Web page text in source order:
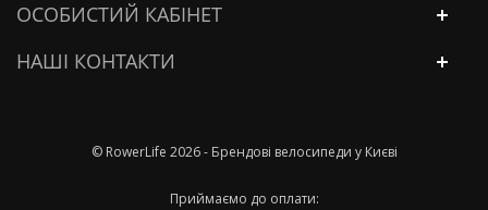
ОСОБИСТИЙ КАБІНЕТ
НАШІ КОНТАКТИ
© RowerLife 2026 - Брендові велосипеди у Києві
Приймаємо до оплати: